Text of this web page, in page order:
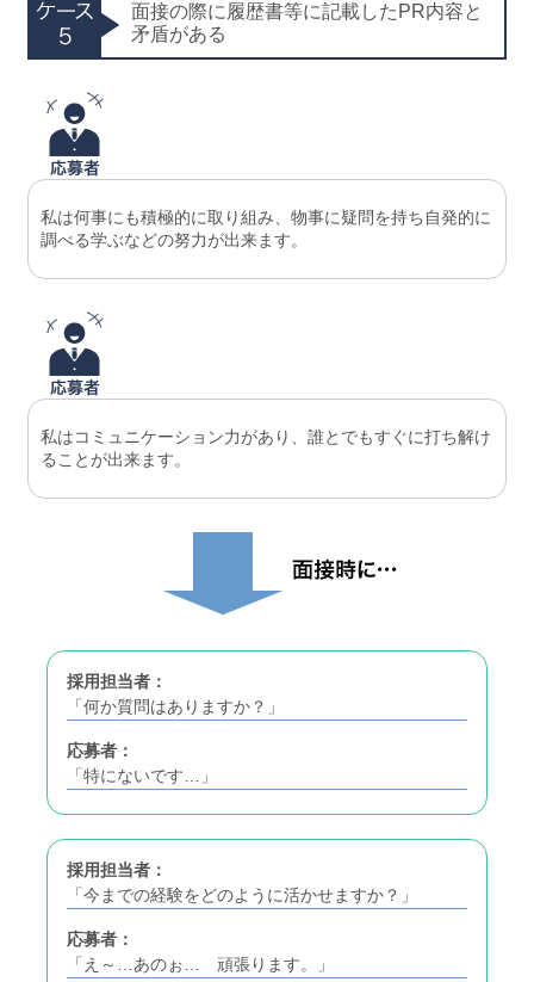
面接の際に履歴書等に記載したPR内容と
矛盾がある
私は何事にも積極的に取り組み、物事に疑問を持ち自発的に
調べる学ぶなどの努力が出来ます。
私はコミュニケーション力があり、誰とでもすぐに打ち解け
ることが出来ます。
採用担当者：
「何か質問はありますか？」
応募者：
「特にないです…」
採用担当者：
「今までの経験をどのように活かせますか？」
応募者：
「え～…あのぉ… 頑張ります。」